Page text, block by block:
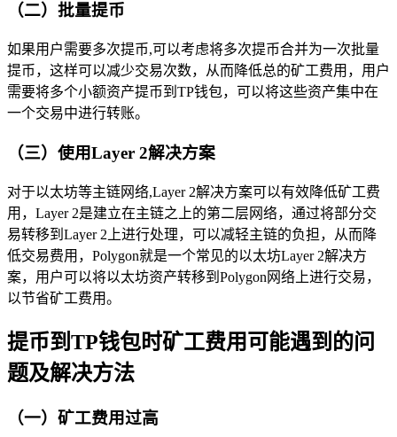
（二）批量提币
如果用户需要多次提币,可以考虑将多次提币合并为一次批量
提币，这样可以减少交易次数，从而降低总的矿工费用，用户
需要将多个小额资产提币到TP钱包，可以将这些资产集中在
一个交易中进行转账。
（三）使用Layer 2解决方案
对于以太坊等主链网络,Layer 2解决方案可以有效降低矿工费
用，Layer 2是建立在主链之上的第二层网络，通过将部分交
易转移到Layer 2上进行处理，可以减轻主链的负担，从而降
低交易费用，Polygon就是一个常见的以太坊Layer 2解决方
案，用户可以将以太坊资产转移到Polygon网络上进行交易，
以节省矿工费用。
提币到TP钱包时矿工费用可能遇到的问
题及解决方法
（一）矿工费用过高